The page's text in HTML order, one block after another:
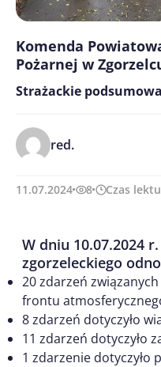
Komenda
Pożarnej w
Strażackie
red.
11.07.2024 8 Czas
W dniu 10.07.2024
zgorzeleckiego
20 zdarzeń
frontu
8 zdarzeń dotyczyło
11 zdarzeń dotyczyło
1 zdarzenie dotyczyło